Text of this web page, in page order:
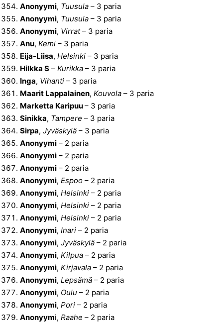
Anonyymi, Tuusula – 3 paria
Anonyymi, Tuusula – 3 paria
Anonyymi, Virrat– 3 paria
Anu, Kemi – 3 paria
Eija-Liisa, Helsinki – 3 paria
Hilkka S – Kurikka – 3 paria
Inga, Vihanti – 3 paria
Maarit Lappalainen, Kouvola – 3 paria
Marketta Karipuu– 3 paria
Sinikka, Tampere – 3 paria
Sirpa, Jyväskylä – 3 paria
Anonyymi – 2 paria
Anonyymi – 2 paria
Anonyymi – 2 paria
Anonyymi, Espoo – 2 paria
Anonyymi, Helsinki – 2 paria
Anonyymi, Helsinki – 2 paria
Anonyymi, Helsinki – 2 paria
Anonyymi, Inari – 2 paria
Anonyymi, Jyväskylä – 2 paria
Anonyymi, Kilpua – 2 paria
Anonyymi, Kirjavala – 2 paria
Anonyymi, Lepsämä – 2 paria
Anonyymi, Oulu – 2 paria
Anonyymi, Pori – 2 paria
Anonyymi, Raahe – 2 paria